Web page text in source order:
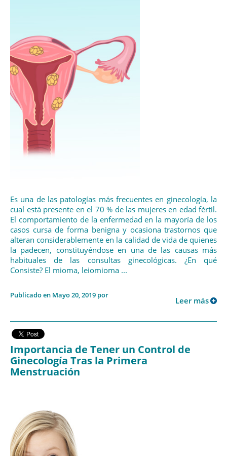
Es una de las patologías más frecuentes en ginecología, la
cual está presente en el 70 % de las mujeres en edad fértil.
El comportamiento de la enfermedad en la mayoría de los
casos cursa de forma benigna y ocasiona trastornos que
alteran considerablemente en la calidad de vida de quienes
la padecen, constituyéndose en una de las causas más
habituales de las consultas ginecológicas. ¿En qué
Consiste? El mioma, leiomioma ...
Publicado en Mayo 20, 2019 por
Leer más
Importancia de Tener un Control de
Ginecología Tras la Primera
Menstruación